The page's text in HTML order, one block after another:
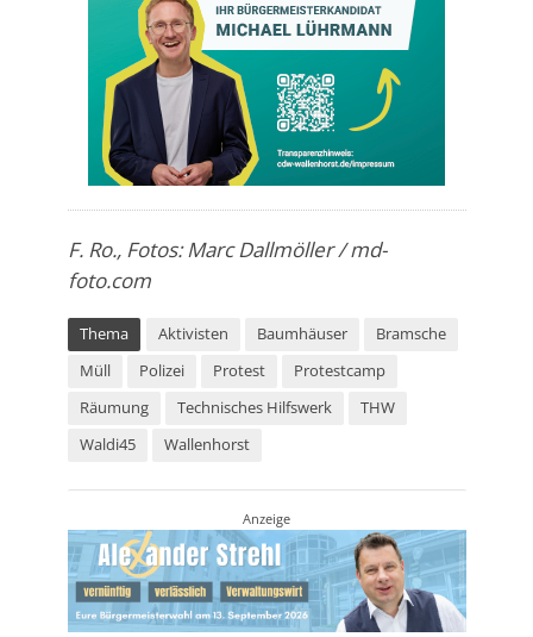
F. Ro., Fotos: Marc Dallmöller / md-
foto.com
Thema Aktivisten Baumhäuser
Bramsche
Müll
Polizei Protest
Protestcamp
Räumung
Technisches Hilfswerk
THW
Waldi45
Wallenhorst
Anzeige